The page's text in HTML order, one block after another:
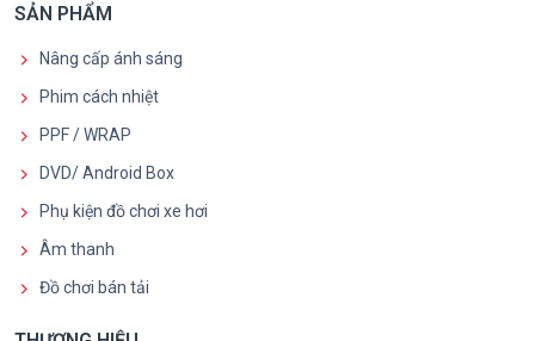
SẢN PHẨM
Nâng cấp ánh sáng
Phim cách nhiệt
PPF / WRAP
DVD/ Android Box
Phụ kiện đồ chơi xe hơi
Âm thanh
Đồ chơi bán tải